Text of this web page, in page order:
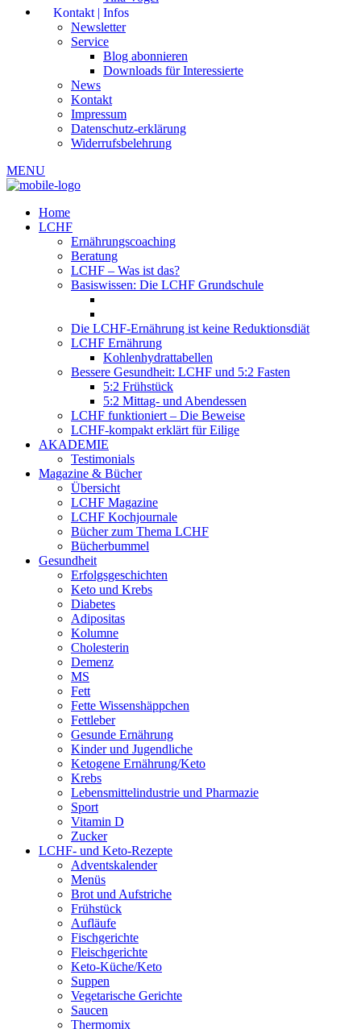
Kontakt | Infos
Newsletter
Service
Blog abonnieren
Downloads für Interessierte
News
Kontakt
Impressum
Datenschutz-erklärung
Widerrufsbelehrung
MENU
Home
LCHF
Ernährungscoaching
Beratung
LCHF – Was ist das?
Basiswissen: Die LCHF Grundschule
Die LCHF-Ernährung ist keine Reduktionsdiät
LCHF Ernährung
Kohlenhydrattabellen
Bessere Gesundheit: LCHF und 5:2 Fasten
5:2 Frühstück
5:2 Mittag- und Abendessen
LCHF funktioniert – Die Beweise
LCHF-kompakt erklärt für Eilige
AKADEMIE
Testimonials
Magazine & Bücher
Übersicht
LCHF Magazine
LCHF Kochjournale
Bücher zum Thema LCHF
Bücherbummel
Gesundheit
Erfolgsgeschichten
Keto und Krebs
Diabetes
Adipositas
Kolumne
Cholesterin
Demenz
MS
Fett
Fette Wissenshäppchen
Fettleber
Gesunde Ernährung
Kinder und Jugendliche
Ketogene Ernährung/Keto
Krebs
Lebensmittelindustrie und Pharmazie
Sport
Vitamin D
Zucker
LCHF- und Keto-Rezepte
Adventskalender
Menüs
Brot und Aufstriche
Frühstück
Aufläufe
Fischgerichte
Fleischgerichte
Keto-Küche/Keto
Suppen
Vegetarische Gerichte
Saucen
Thermomix